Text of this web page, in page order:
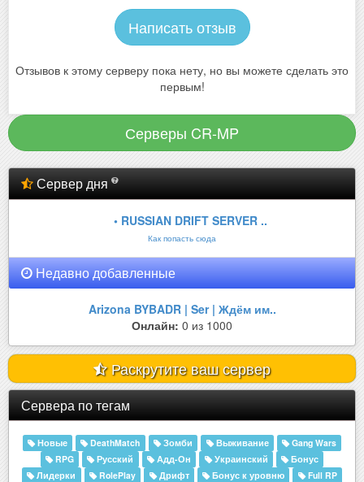
Написать отзыв
Отзывов к этому серверу пока нету, но вы можете сделать это
первым!
Серверы CR-MP
Сервер дня
• RUSSIAN DRIFT SERVER ..
Как попасть сюда
Недавно добавленные
Arizona BYBADR | Ser | Ждём им..
Онлайн: 0 из 1000
Раскрутите ваш сервер
Сервера по тегам
Новые DeathMatch Зомби Выживание
Gang Wars
RPG
Русский Адд-Он Украинский
Бонус
Лидерки
RolePlay Дрифт Бонус к уровню
Full RP